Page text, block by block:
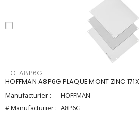
HOFA8P6G
HOFFMAN A8P6G PLAQUE MONT ZINC
Manufacturier :
HOFFMAN
# Manufacturier : A8P6G